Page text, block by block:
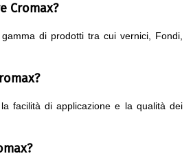
Cromax?
di prodotti tra cui vernici, Fondi,
facilità di applicazione e la qualità dei